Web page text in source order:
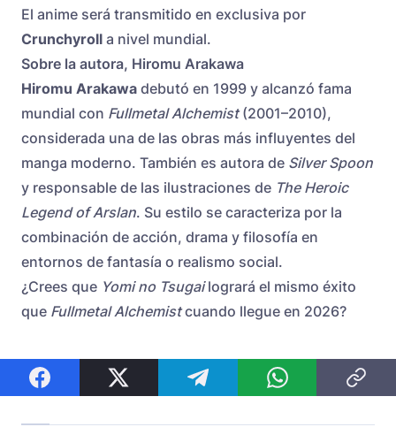
El anime será transmitido en exclusiva por
Crunchyroll a nivel mundial.
Sobre la autora, Hiromu Arakawa
Hiromu Arakawa debutó en 1999 y alcanzó fama
mundial con Fullmetal Alchemist(2001–2010),
considerada una de las obras más influyentes del
manga moderno. También es autora de Silver Spoon
y responsable de las ilustraciones de The Heroic
Legend of Arslan. Su estilo se caracteriza por la
combinación de acción, drama y filosofía en
entornos de fantasía o realismo social.
¿Crees que Yomi no Tsugailogrará el mismo éxito
que Fullmetal Alchemistcuando llegue en 2026?